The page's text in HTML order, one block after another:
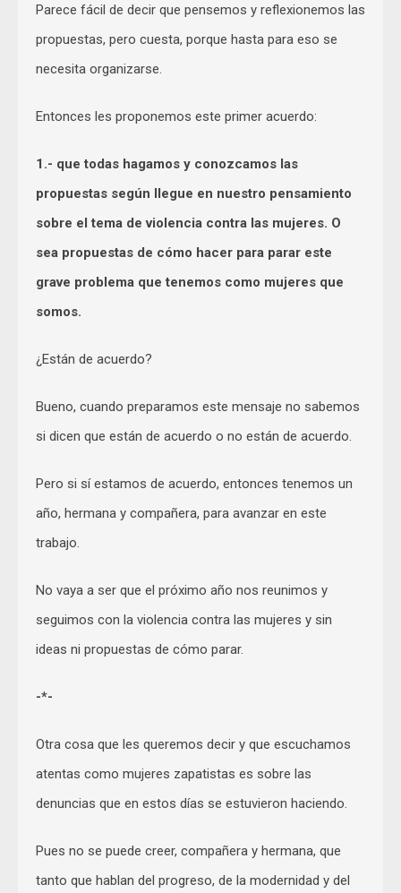
Parece fácil de decir que pensemos y reflexionemos las
propuestas, pero cuesta, porque hasta para eso se
necesita organizarse.
Entonces les proponemos este primer acuerdo:
1.- que todas hagamos y conozcamos las
propuestas según llegue en nuestro pensamiento
sobre el tema de violencia contra las mujeres. O
sea propuestas de cómo hacer para parar este
grave problema que tenemos como mujeres que
somos.
¿Están de acuerdo?
Bueno, cuando preparamos este mensaje no sabemos
si dicen que están de acuerdo o no están de acuerdo.
Pero si sí estamos de acuerdo, entonces tenemos un
año, hermana y compañera, para avanzar en este
trabajo.
No vaya a ser que el próximo año nos reunimos y
seguimos con la violencia contra las mujeres y sin
ideas ni propuestas de cómo parar.
-*-
Otra cosa que les queremos decir y que escuchamos
atentas como mujeres zapatistas es sobre las
denuncias que en estos días se estuvieron haciendo.
Pues no se puede creer, compañera y hermana, que
tanto que hablan del progreso, de la modernidad y del